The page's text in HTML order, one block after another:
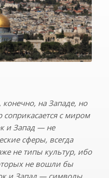
на Западе, но
соприкасается с миром
и Запад — не
сферы, всегда
не типы культур, ибо
не вошли бы